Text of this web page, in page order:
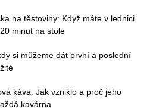
na těstoviny: Když máte v lednici
minut na stole
si můžeme dát první a poslední
káva. Jak vzniklo a proč jeho
kavárna